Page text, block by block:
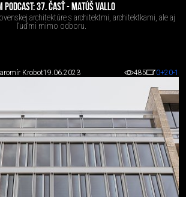
PODCAST: 37. ČASŤ - MATÚŠ VALLO
architektúre s architektmi, architektkami, ale aj
ľuďmi mimo odboru.
Krobot19.06.2023 485 0+20-1